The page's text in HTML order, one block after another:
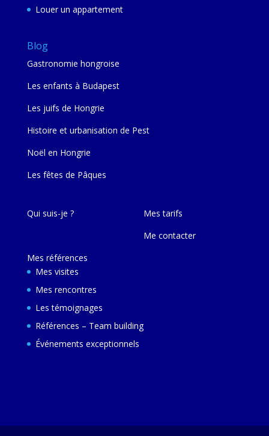
Louer un appartement
Blog
Gastronomie hongroise
Les enfants à Budapest
Les juifs de Hongrie
Histoire et urbanisation de Pest
Noël en Hongrie
Les fêtes de Pâques
Qui suis-je ?
Mes références
Mes visites
Mes rencontres
Les témoignages
Références – Team building
Événements exceptionnels
Mes tarifs
Me contacter